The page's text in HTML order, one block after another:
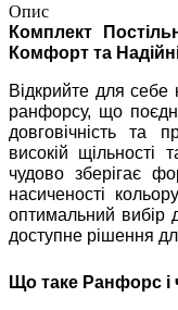
Опис
Комплект
Комфорт та
Відкрийте для себе
ранфорсу, що
довговічність та
високій щільності
чудово зберігає
насиченості
оптимальний вибір
доступне рішення
Що таке Ранфорс